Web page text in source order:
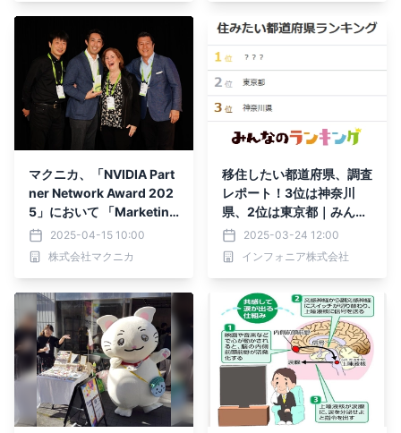
マクニカ、「NVIDIA Part
ner Network Award 202
5」において 「Marketing
Award」を受賞
2025-04-15 10:00
株式会社マクニカ
移住したい都道府県、調査
レポート！3位は神奈川
県、2位は東京都｜みんな
のランキング
2025-03-24 12:00
インフォニア株式会社